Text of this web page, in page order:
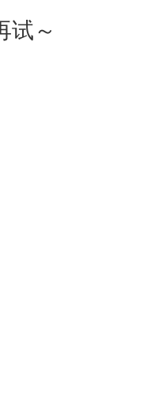
试～